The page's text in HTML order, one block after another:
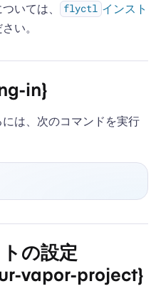
いては、 flyctl インスト
い。
in}
は、次のコマンドを実行
の設定
vapor-project}